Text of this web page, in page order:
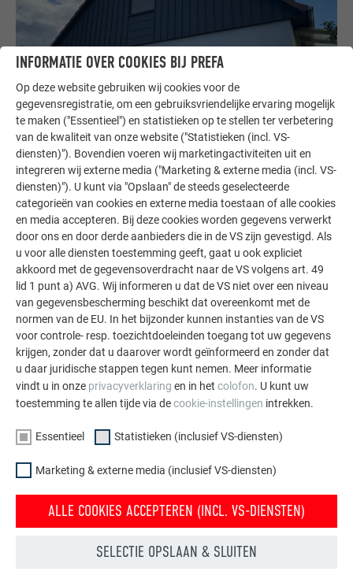
ERVOOR ERNA
TERUG NAAR DE RENOVATIEGALERIJ
Gevelrenovatie met PREFA
Moderne gevelrenovatie betekent vandaag meer dan alleen
bescherming. PREFA aluminiumgevels garanderen duurzame
kwaliteit en kunnen flexibel gecombineerd worden – ideaal
INFORMATIE OVER COOKIES BIJ PREFA
Op deze website gebruiken wij cookies voor de
gegevensregistratie, om een gebruiksvriendelijke ervaring mogelijk
te maken ("Essentieel") en statistieken op te stellen ter verbetering
van de kwaliteit van onze website ("Statistieken (incl. VS-
diensten)"). Bovendien voeren wij marketingactiviteiten uit en
integreren wij externe media ("Marketing & externe media (incl. VS-
diensten)"). U kunt via "Opslaan" de steeds geselecteerde
categorieën van cookies en externe media toestaan of alle cookies
en media accepteren. Bij deze cookies worden gegevens verwerkt
door ons en door derde aanbieders die in de VS zijn gevestigd. Als
u voor alle diensten toestemming geeft, gaat u ook expliciet
akkoord met de gegevensoverdracht naar de VS volgens art. 49
lid 1 punt a) AVG. Wij informeren u dat de VS niet over een niveau
van gegevensbescherming beschikt dat overeenkomt met de
normen van de EU. In het bijzonder kunnen instanties van de VS
voor controle- resp. toezichtdoeleinden toegang tot uw gegevens
krijgen, zonder dat u daarover wordt geïnformeerd en zonder dat
u daar juridische stappen tegen kunt nemen. Meer informatie
vindt u in onze privacyverklaring en in het colofon. U kunt uw
toestemming te allen tijde via decookie-instellingen intrekken.
Essentieel Statistieken (inclusief VS-diensten)
Marketing & externe media (inclusief VS-diensten)
ALLE COOKIES ACCEPTEREN (INCL. VS-DIENSTEN)
SELECTIE OPSLAAN & SLUITEN